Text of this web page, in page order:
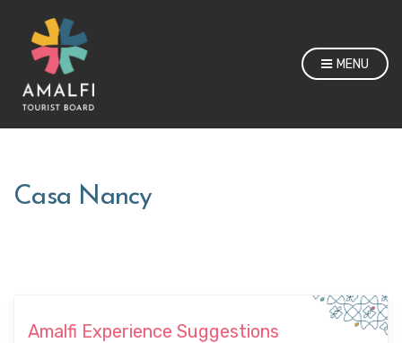
MENU
Casa Nancy
Amalfi Experience Suggestions